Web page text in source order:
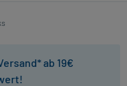
ab 19€